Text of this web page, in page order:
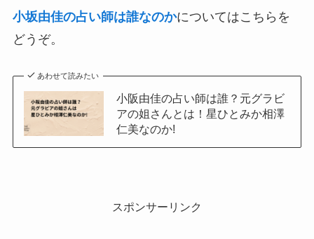
小坂由佳の占い師は誰なのかについてはこちらを
どうぞ。
あわせて読みたい
小阪由佳の占い師は誰？元グラビ
アの姐さんとは！星ひとみか相澤
仁美なのか!
スポンサーリンク